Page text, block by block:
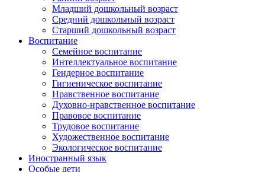
Младший дошкольный возраст
Средний дошкольный возраст
Старший дошкольный возраст
Воспитание
Семейное воспитание
Интеллектуальное воспитание
Гендерное воспитание
Гигиеническое воспитание
Нравственное воспитание
Духовно-нравственное воспитание
Правовое воспитание
Трудовое воспитание
Художественное воспитание
Экологическое воспитание
Иностранный язык
Особые дети